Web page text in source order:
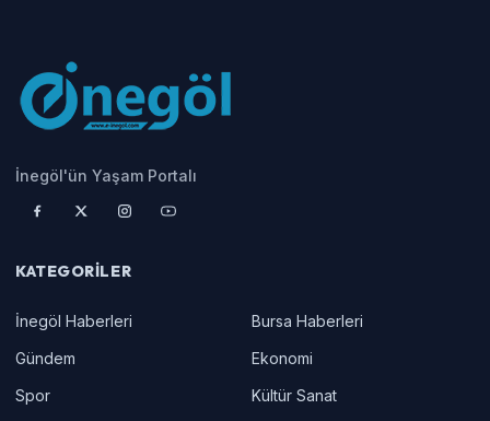
İnegöl'ün Yaşam Portalı
KATEGORILER
İnegöl Haberleri
Bursa Haberleri
Gündem
Ekonomi
Spor
Kültür Sanat